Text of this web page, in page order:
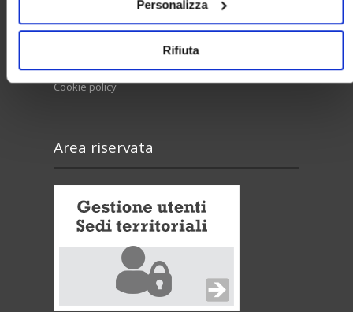
Personalizza
Rifiuta
Cookie policy
Area riservata